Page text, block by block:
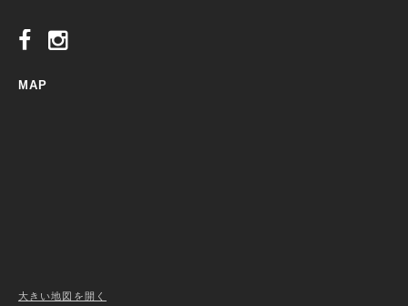
MAP
大きい地図を開く